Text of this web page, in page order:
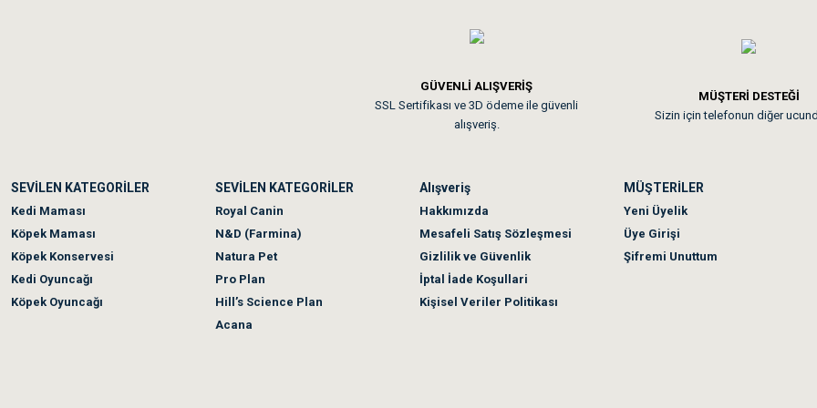
Akşam verdiğim sipariş bir sonraki gün elime ulaştı. Jack russell köpeğim severek yedi. Tüy
GÜVENLİ ALIŞVERİŞ
SSL Sertifikası ve 3D ödeme ile güvenli
alışveriş.
MÜŞTERİ DESTEĞİ
Sizin için telefonun diğer
SEVİLEN KATEGORİLER
Kedi Maması
Köpek Maması
Köpek Konservesi
Kedi Oyuncağı
Köpek Oyuncağı
SEVİLEN KATEGORİLER
Royal Canin
N&D (Farmina)
Natura Pet
Pro Plan
Hill’s Science Plan
Acana
Alışveriş
Hakkımızda
Mesafeli Satış Sözleşmesi
Gizlilik ve Güvenlik
İptal İade Koşullari
Kişisel Veriler Politikası
MÜŞTERİLER
Yeni Üyelik
Üye Girişi
Şifremi Unuttum